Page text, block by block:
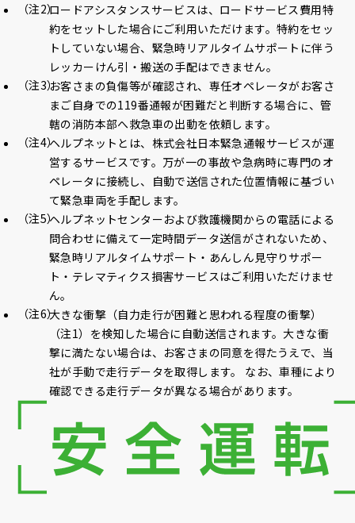
ロードアシスタンスサービスは、ロードサービス費用特
約をセットした場合にご利用いただけます。特約をセッ
トしていない場合、緊急時リアルタイムサポートに伴う
レッカーけん引・搬送の手配はできません。
お客さまの負傷等が確認され、専任オペレータがお客さ
まご自身での119番通報が困難だと判断する場合に、管
轄の消防本部へ救急車の出動を依頼します。
ヘルプネットとは、株式会社日本緊急通報サービスが運
営するサービスです。万が一の事故や急病時に専門のオ
ペレータに接続し、自動で送信された位置情報に基づい
て緊急車両を手配します。
ヘルプネットセンターおよび救護機関からの電話による
問合わせに備えて一定時間データ送信がされないため、
緊急時リアルタイムサポート・あんしん見守りサポー
ト・テレマティクス損害サービスはご利用いただけませ
ん。
大きな衝撃（自力走行が困難と思われる程度の衝撃）
（注1）を検知した場合に自動送信されます。大きな衝
撃に満たない場合は、お客さまの同意を得たうえで、当
社が手動で走行データを取得します。 なお、車種により
確認できる走行データが異なる場合があります。